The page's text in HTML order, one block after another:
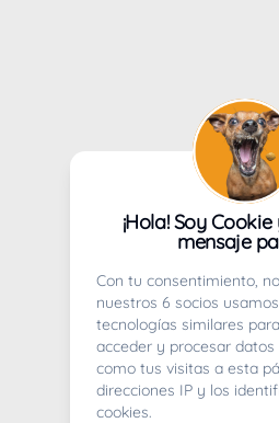
¡Hola! Soy
mensaje
Con tu consentimiento,
nuestros 6 socios
tecnologías similares
acceder y procesar datos
como tus visitas a esta
direcciones IP y los
cookies.